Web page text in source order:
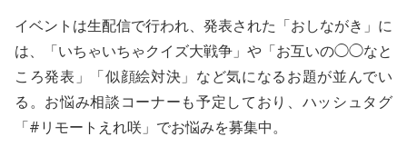
イベントは生配信で行われ、発表された「おしながき」に
は、「いちゃいちゃクイズ大戦争」や「お互いの◯◯なと
ころ発表」「似顔絵対決」など気になるお題が並んでい
る。お悩み相談コーナーも予定しており、ハッシュタグ
「#リモートえれ咲」でお悩みを募集中。